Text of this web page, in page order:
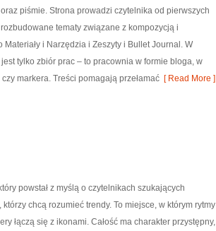
piśmie. Strona prowadzi czytelnika od pierwszych
tematy związane z kompozycją i
i Narzędzia i Zeszyty i Bullet Journal. W
tylko zbiór prac – to pracownia w formie bloga, w
markera. Treści pomagają przełamać [ Read More ]
powstał z myślą o czytelnikach szukających
chcą rozumieć trendy. To miejsce, w którym rytmy
łączą się z ikonami. Całość ma charakter przystępny,